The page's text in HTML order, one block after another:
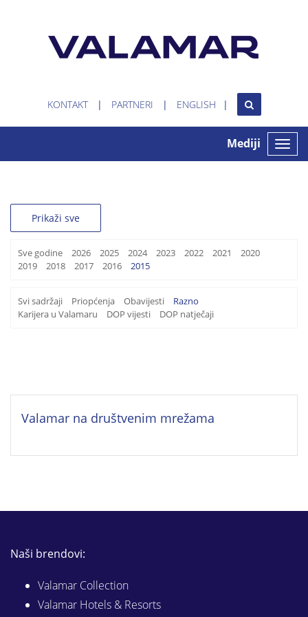
KONTAKT PARTNERI ENGLISH
Toggle
Mediji
Prikaži sve
Sve godine 2026 2025 2024 2023 2022 2021
2020
2019
2018 2017 2016 2015
Svi sadržaji Priopćenja Obavijesti
Razno
Karijera u Valamaru
DOP vijesti DOP natječaji
Valamar na društvenim mrežama
Naši brendovi:
Valamar Collection
Valamar Hotels & Resorts